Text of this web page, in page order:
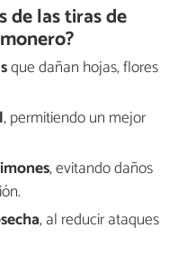
de las tiras de
que dañan hojas, flores
, permitiendo un mejor
, evitando daños
, al reducir ataques